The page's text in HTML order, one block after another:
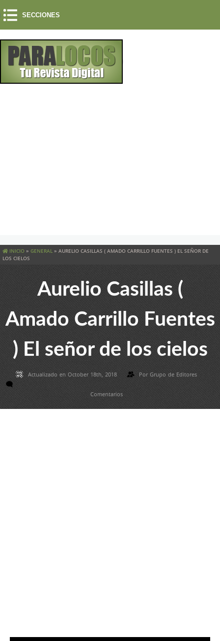
SECCIONES
INICIO » GENERAL » AURELIO CASILLAS ( AMADO CARRILLO FUENTES ) EL SEÑOR DE
LOS CIELOS
Aurelio Casillas (
Amado Carrillo Fuentes
) El señor de los cielos
Actualizado en October 18th, 2018 Por Grupo de Editores
Comentarios